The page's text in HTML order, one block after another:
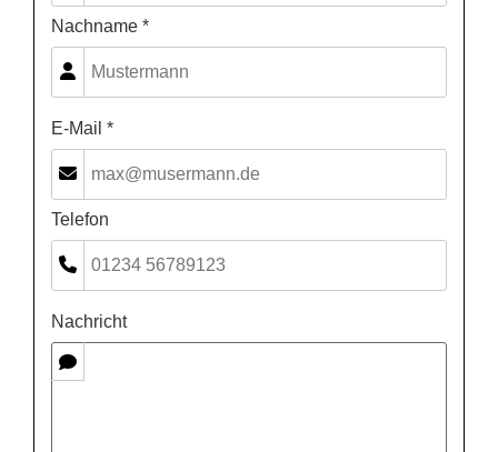
Nachname *
E-Mail *
Telefon
Nachricht